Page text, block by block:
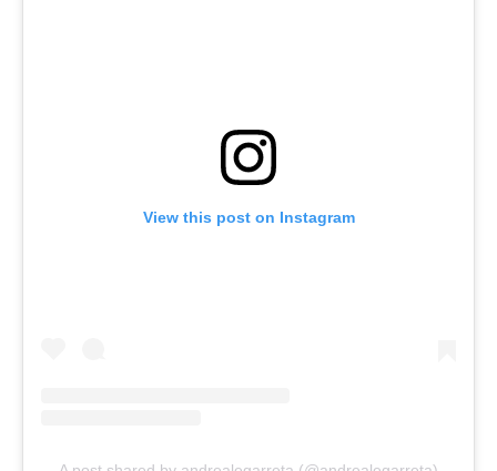
View this post on Instagram